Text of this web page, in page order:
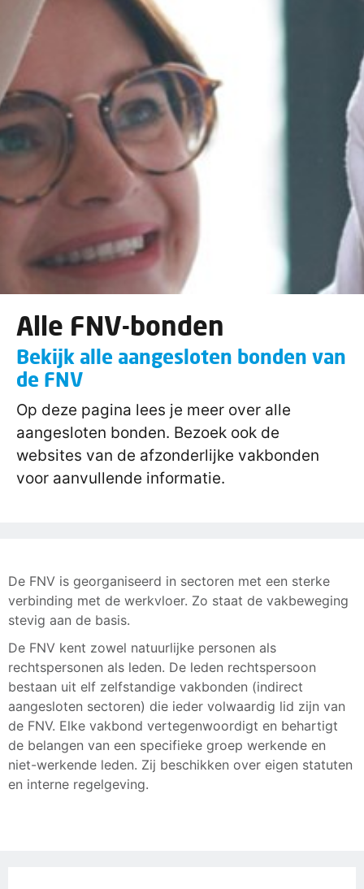
Alle FNV-bonden
Bekijk alle aangesloten bonden van
de FNV
Op deze pagina lees je meer over alle
aangesloten bonden. Bezoek ook de
websites van de afzonderlijke vakbonden
voor aanvullende informatie.
De FNV is georganiseerd in sectoren met een sterke
verbinding met de werkvloer. Zo staat de vakbeweging
stevig aan de basis.
De FNV kent zowel natuurlijke personen als
rechtspersonen als leden. De leden rechtspersoon
bestaan uit elf zelfstandige vakbonden (indirect
aangesloten sectoren) die ieder volwaardig lid zijn van
de FNV. Elke vakbond vertegenwoordigt en behartigt
de belangen van een specifieke groep werkende en
niet-werkende leden. Zij beschikken over eigen statuten
en interne regelgeving.